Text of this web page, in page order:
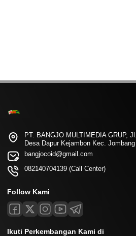
PT. BANGJO MULTIMEDIA GRUP,
Desa Dapur Kejambon Kec. Jombang
bangjocoid@gmail.com
082140704139 (Call Center)
Follow Kami
Ikuti Perkembangan Kami di